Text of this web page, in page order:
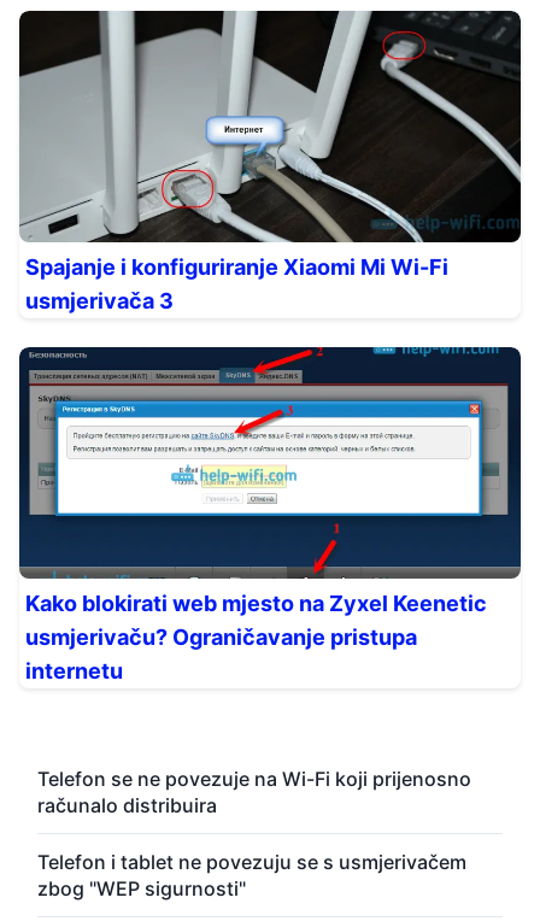
Spajanje i konfiguriranje Xiaomi Mi Wi-Fi
usmjerivača 3
Kako blokirati web mjesto na Zyxel Keenetic
usmjerivaču? Ograničavanje pristupa
internetu
Telefon se ne povezuje na Wi-Fi koji prijenosno
računalo distribuira
Telefon i tablet ne povezuju se s usmjerivačem
zbog "WEP sigurnosti"